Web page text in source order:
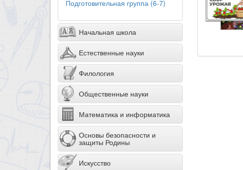
Подготовительная группа (6-7)
Начальная школа
Естественные науки
Филология
Общественные науки
Математика и информатика
Основы безопасности и
защиты Родины
Искусство